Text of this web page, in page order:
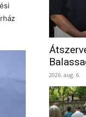
2026. aug. 6.